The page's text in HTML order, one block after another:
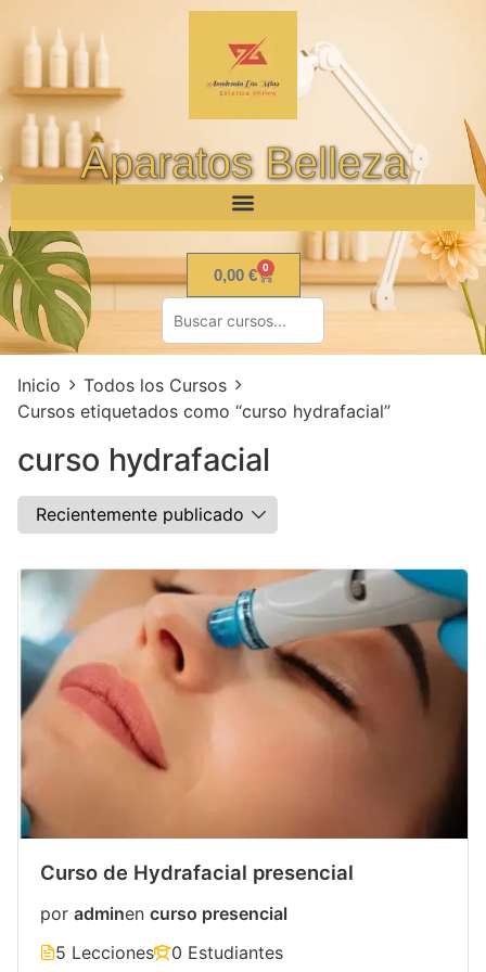
Aparatos Belleza
0,00 € 0
Inicio
Todos los Cursos
Cursos etiquetados como “curso hydrafacial”
curso hydrafacial
Curso de Hydrafacial presencial
por adminen curso presencial
5 Lecciones
0 Estudiantes